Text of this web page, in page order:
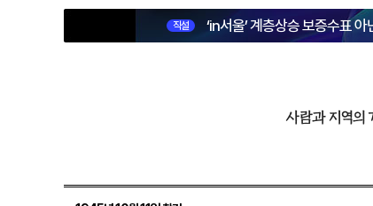
직설 ‘in서울’ 계층상승 보증수표
사람과 지역의